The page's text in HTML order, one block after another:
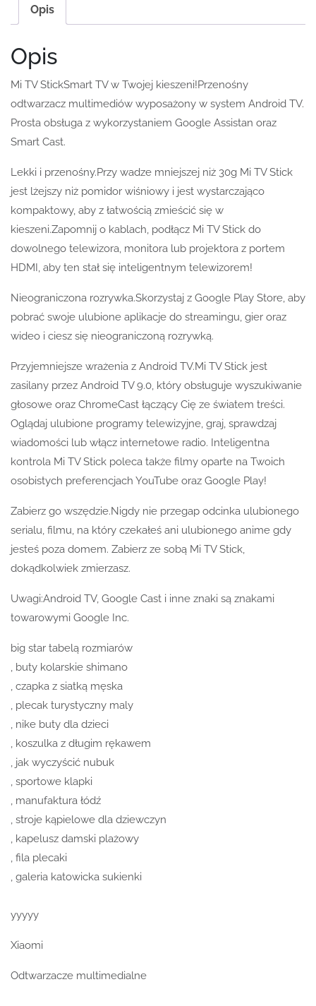
Opis
Opis
Mi TV StickSmart TV w Twojej kieszeni!Przenośny
odtwarzacz multimediów wyposażony w system Android TV.
Prosta obsługa z wykorzystaniem Google Assistan oraz
Smart Cast.
Lekki i przenośny.Przy wadze mniejszej niż 30g Mi TV Stick
jest lżejszy niż pomidor wiśniowy i jest wystarczająco
kompaktowy, aby z łatwością zmieścić się w
kieszeni.Zapomnij o kablach, podłącz Mi TV Stick do
dowolnego telewizora, monitora lub projektora z portem
HDMI, aby ten stał się inteligentnym telewizorem!
Nieograniczona rozrywka.Skorzystaj z Google Play Store, aby
pobrać swoje ulubione aplikacje do streamingu, gier oraz
wideo i ciesz się nieograniczoną rozrywką.
Przyjemniejsze wrażenia z Android TV.Mi TV Stick jest
zasilany przez Android TV 9.0, który obsługuje wyszukiwanie
głosowe oraz ChromeCast łączący Cię ze światem treści.
Oglądaj ulubione programy telewizyjne, graj, sprawdzaj
wiadomości lub włącz internetowe radio. Inteligentna
kontrola Mi TV Stick poleca także filmy oparte na Twoich
osobistych preferencjach YouTube oraz Google Play!
Zabierz go wszędzie.Nigdy nie przegap odcinka ulubionego
serialu, filmu, na który czekałeś ani ulubionego anime gdy
jesteś poza domem. Zabierz ze sobą Mi TV Stick,
dokądkolwiek zmierzasz.
Uwagi:Android TV, Google Cast i inne znaki są znakami
towarowymi Google Inc.
big star tabelą rozmiarów
, buty kolarskie shimano
, czapka z siatką męska
, plecak turystyczny maly
, nike buty dla dzieci
, koszulka z długim rękawem
, jak wyczyścić nubuk
, sportowe klapki
, manufaktura łódź
, stroje kąpielowe dla dziewczyn
, kapelusz damski plażowy
, fila plecaki
, galeria katowicka sukienki
yyyyy
Xiaomi
Odtwarzacze multimedialne